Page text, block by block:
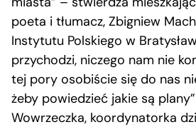
poeta i tłumacz, Zbigniew
Instytutu Polskiego w
przychodzi, niczego nam nie
tej pory osobiście się do nas
żeby powiedzieć jakie są
Wowrzeczka, koordynatorka